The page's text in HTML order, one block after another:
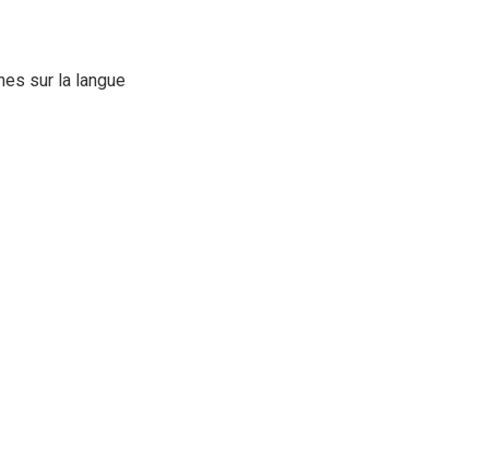
sur la langue